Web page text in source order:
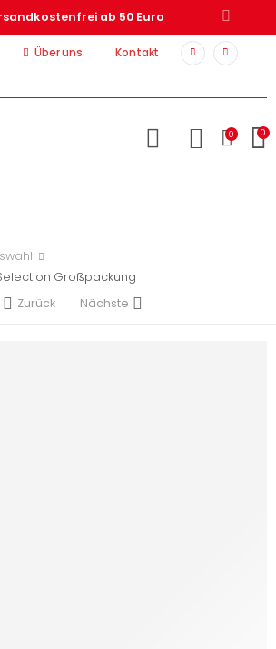
ab 50 Euro
Über uns
Kontakt
0 0
Großpackung
Zurück
Nächste